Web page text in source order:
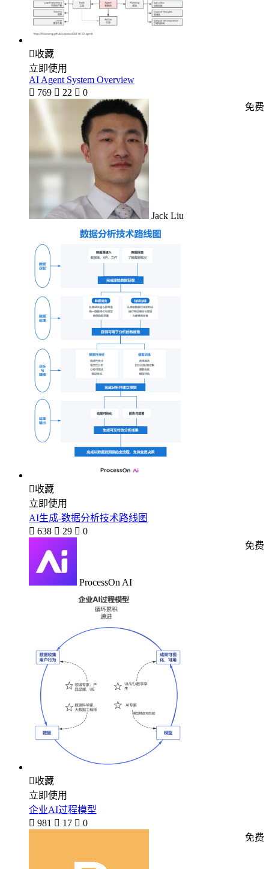
收藏
立即使用
AI Agent System Overview
 769  22  0
Jack Liu
免费
收藏
立即使用
AI生成-数据分析技术路线图
 638  29  0
ProcessOn AI
免费
收藏
立即使用
企业AI过程模型
 981  17  0
免费